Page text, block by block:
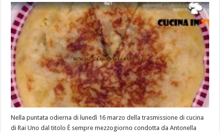
Nella puntata odierna di lunedì 16 marzo della trasmissione di cucina
di Rai Uno dal titolo È sempre mezzogiorno condotta da Antonella